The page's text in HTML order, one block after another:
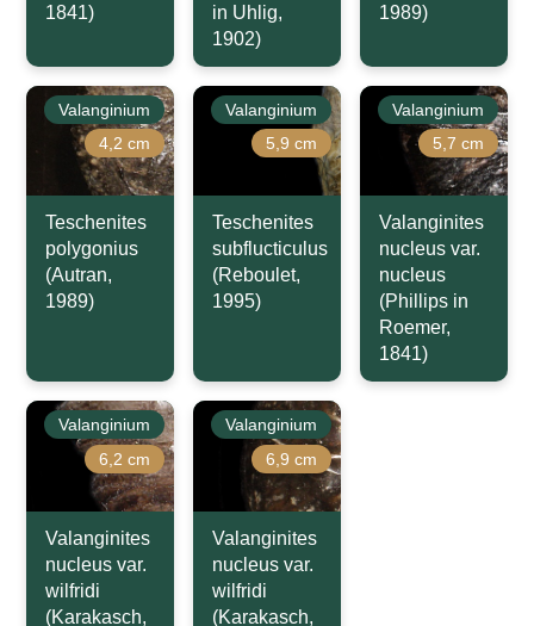
1841)
in Uhlig,
1902)
1989)
Valanginium
4,2 cm
Teschenites
polygonius
(Autran,
1989)
Valanginium
5,9 cm
Teschenites
subflucticulus
(Reboulet,
1995)
Valanginium
5,7 cm
Valanginites
nucleus var.
nucleus
(Phillips in
Roemer,
1841)
Valanginium
6,2 cm
Valanginites
nucleus var.
wilfridi
(Karakasch,
Valanginium
6,9 cm
Valanginites
nucleus var.
wilfridi
(Karakasch,